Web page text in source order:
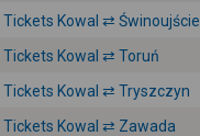
Tickets Kowal ⇄ Świnoujście
Tickets Kowal ⇄ Toruń
Tickets Kowal ⇄ Tryszczyn
Tickets Kowal ⇄ Zawada